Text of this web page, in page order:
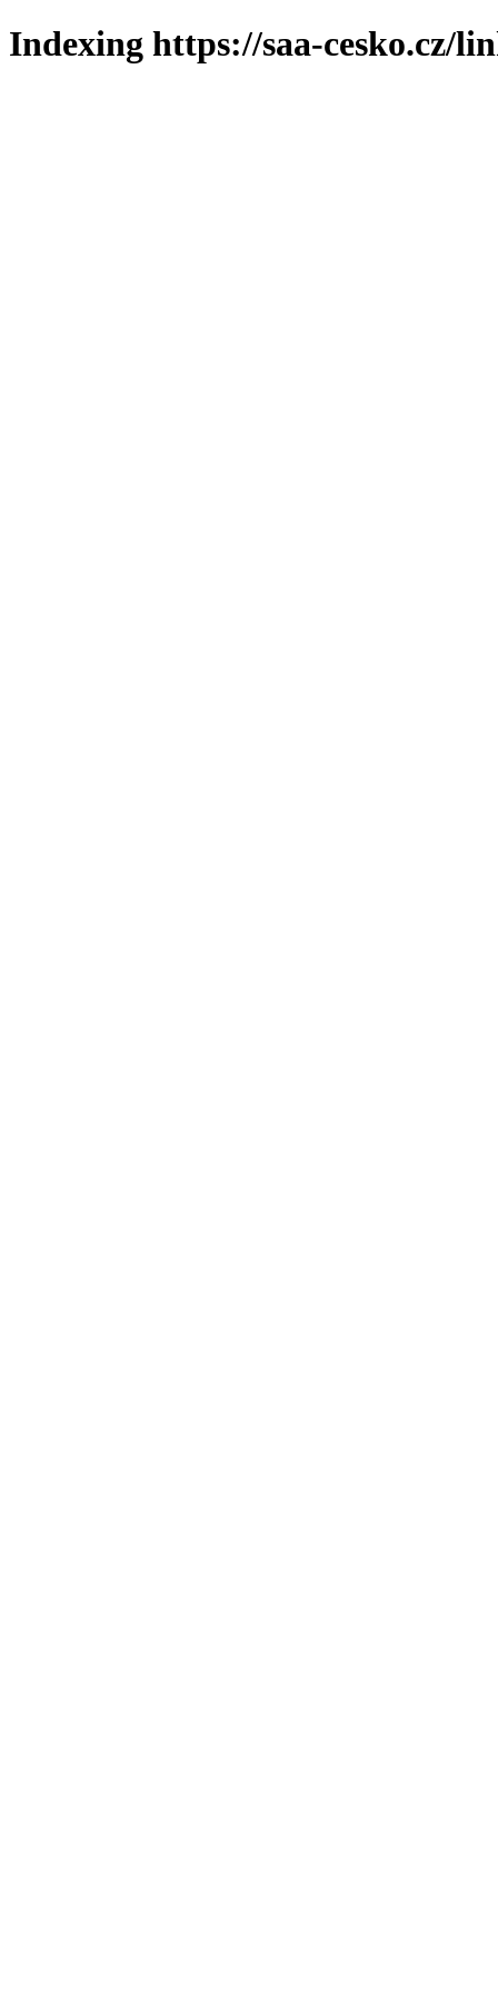
Indexing https://saa-cesko.cz/